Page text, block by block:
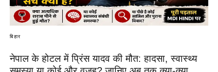
बिहार
नेपाल के होटल में प्रिंस यादव की मौत: हादसा, स्वास्थ्य